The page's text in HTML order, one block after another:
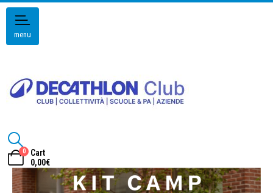
menu
0
Cart
0,00€